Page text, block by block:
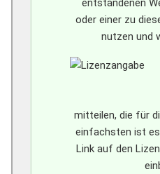
entstandenen
oder einer zu
nutzen und
mitteilen, die für
einfachsten ist
Link auf den